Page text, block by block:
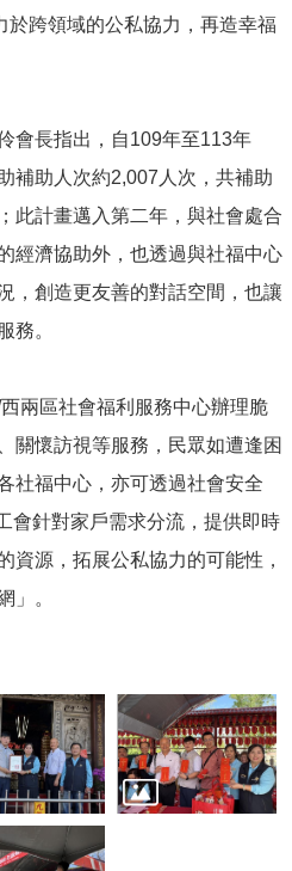
跨領域的公私協力，再造幸福
會長指出，自109年至113年
補助人次約2,007人次，共補助
此計畫邁入第二年，與社會處合
經濟協助外，也透過與社福中心
，創造更友善的對話空間，也讓
務。
兩區社會福利服務中心辦理脆
關懷訪視等服務，民眾如遭逢困
社福中心，亦可透過社會安全
會針對家戶需求分流，提供即時
資源，拓展公私協力的可能性，
」。